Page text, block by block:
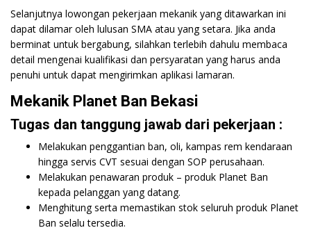
Selanjutnya lowongan pekerjaan mekanik yang ditawarkan ini
dapat dilamar oleh lulusan SMA atau yang setara. Jika anda
berminat untuk bergabung, silahkan terlebih dahulu membaca
detail mengenai kualifikasi dan persyaratan yang harus anda
penuhi untuk dapat mengirimkan aplikasi lamaran.
Mekanik Planet Ban Bekasi
Tugas dan tanggung jawab dari pekerjaan :
Melakukan penggantian ban, oli, kampas rem kendaraan
hingga servis CVT sesuai dengan SOP perusahaan.
Melakukan penawaran produk – produk Planet Ban
kepada pelanggan yang datang.
Menghitung serta memastikan stok seluruh produk Planet
Ban selalu tersedia.